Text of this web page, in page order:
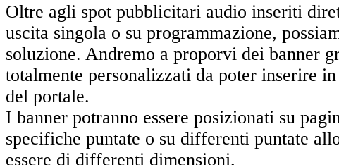
Oltre agli spot pubblicitari audio inseriti
uscita singola o su programmazione,
soluzione. Andremo a proporvi dei banner
totalmente personalizzati da poter inserire
del portale.
I banner potranno essere posizionati su
specifiche puntate o su differenti puntate
essere di differenti dimensioni.